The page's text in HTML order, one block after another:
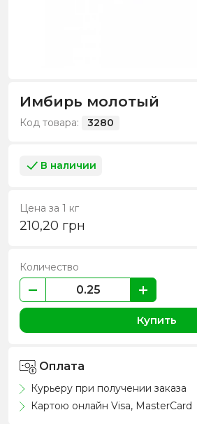
Имбирь молотый
Код товара: 3280
В наличии
Цена за 1 кг
210,20 грн
Количество
Купить
Оплата
Курьеру при получении заказа
Картою онлайн Visa, MasterCard